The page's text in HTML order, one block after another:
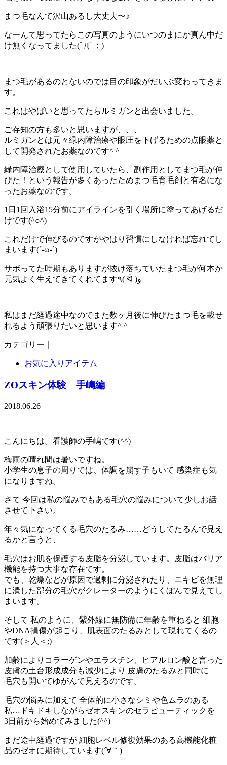
まつ毛なんて沢山あるし大丈夫〜♪
なーんて思ってたらこの写真のようにいつのまにか真ん中だ
け無くなってました(ﾟДﾟ；)
まつ毛があるのとないのでは目の印象がだいぶ変わってきま
す。
これはやばいと思ってたらルミガンと出会いました。
ご存知の方も多いと思いますが、、、
ルミガンとは元々緑内障治療や眼圧を下げるための点眼薬と
して開発されたお薬なのです^ ^
緑内障治療として使用していたら、副作用としてまつ毛が伸
びた！という報告が多くあったためまつ毛育毛剤と有名にな
ったお薬なのです。
1日1回入浴15分前にアイラインを引く場所に塗ってあげるだ
けです(^○^)
これだけで伸びるのですがやはり習慣にしなければ忘れてし
まいます(´-ω-`)
サボってた時期もありますが抜け落ちていたまつ毛が何本か
元気よく生えてきてくれてます٩( ᐛ )و
私はまだ経過途中なのでまた数ヶ月後に伸びたまつ毛を載せ
れるよう頑張りたいと思います^ ^
カテゴリー｜
お気に入りアイテム
ZOスキン体験 手嶋編
2018.06.26
こんにちは。看護師の手嶋です(^^)
梅雨の晴れ間は暑いですね。
小学生の息子の周りでは、体調を崩す子もいて 感染症も気
になりますね。
さて 今回は私の悩みでもある毛穴の悩みについて少しお話
させて下さい。
年々気になってくる毛穴のたるみ……どうしてたるんで見え
るかと言うと、
毛穴はお肌を保護する皮脂を分泌しています。皮脂はバリア
機能を持つ大事な存在です。
でも、乾燥などが原因で過剰に分泌されたり、ニキビを無理
に潰した部分の毛穴がクレーターのようにくぼんで見えてし
まいます。
そして 私のように、紫外線に無防備に年齢を重ねると 細胞
やDNA損傷が起こり、肌表面のたるみとして現れてくるの
です(＞人＜;)
加齢によりコラーゲンやエラスチン、ヒアルロン酸と言った
皮膚の土台形成成分も減少により 皮膚のたるみと同時に
毛穴も開いてゆがんで見えるのです。
毛穴の悩みに加えて 全体的に小さなシミや色ムラのある
私…ドキドキしながらゼオスキンのセラピューティックを
3日前から始めてみました(^^)
まだ途中経過ですが 細胞レベル修復効果のある高機能化粧
品のゼオに期待しています(´∀｀)